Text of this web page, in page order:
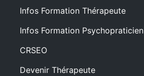
Infos Formation Thérapeute
Infos Formation Psychopraticien
CRSEO
Devenir Thérapeute